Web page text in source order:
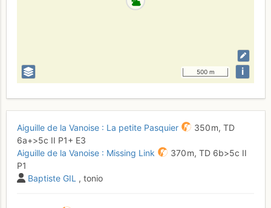
500 m i
Aiguille de la Vanoise : La petite Pasquier 350 m, TD
6a+>5c II P1+ E3
Aiguille de la Vanoise : Missing Link
370 m, TD 6b>5c II
P1
Baptiste GIL , tonio